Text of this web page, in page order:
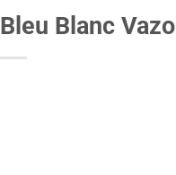
Bleu Blanc Vazo